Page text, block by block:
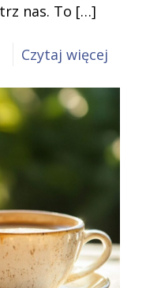
nas. To […]
Czytaj więcej
czyli